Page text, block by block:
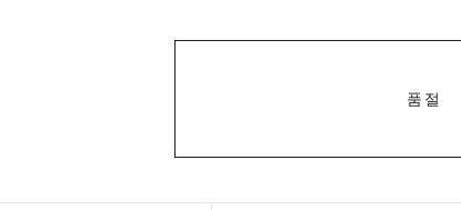
품절